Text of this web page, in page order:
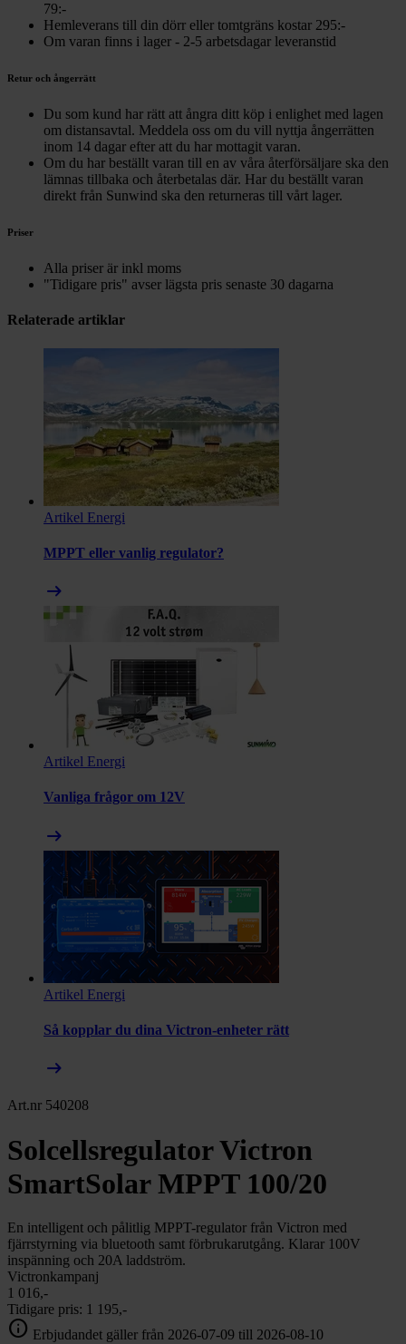
79:-
Hemleverans till din dörr eller tomtgräns kostar 295:-
Om varan finns i lager - 2-5 arbetsdagar leveranstid
Retur och ångerrätt
Du som kund har rätt att ångra ditt köp i enlighet med lagen
om distansavtal. Meddela oss om du vill nyttja ångerrätten
inom 14 dagar efter att du har mottagit varan.
Om du har beställt varan till en av våra återförsäljare ska den
lämnas tillbaka och återbetalas där. Har du beställt varan
direkt från Sunwind ska den returneras till vårt lager.
Priser
Alla priser är inkl moms
"Tidigare pris" avser lägsta pris senaste 30 dagarna
Relaterade artiklar
Artikel Energi
MPPT eller vanlig regulator?
arrow_right_alt
Artikel Energi
Vanliga frågor om 12V
arrow_right_alt
Artikel Energi
Så kopplar du dina Victron-enheter rätt
arrow_right_alt
Art.nr 540208
Solcellsregulator Victron
SmartSolar MPPT 100/20
En intelligent och pålitlig MPPT-regulator från Victron med
fjärrstyrning via bluetooth samt förbrukarutgång. Klarar 100V
inspänning och 20A laddström.
Victronkampanj
1 016,-
Tidigare pris: 1 195,-
info Erbjudandet gäller från 2026-07-09 till 2026-08-10